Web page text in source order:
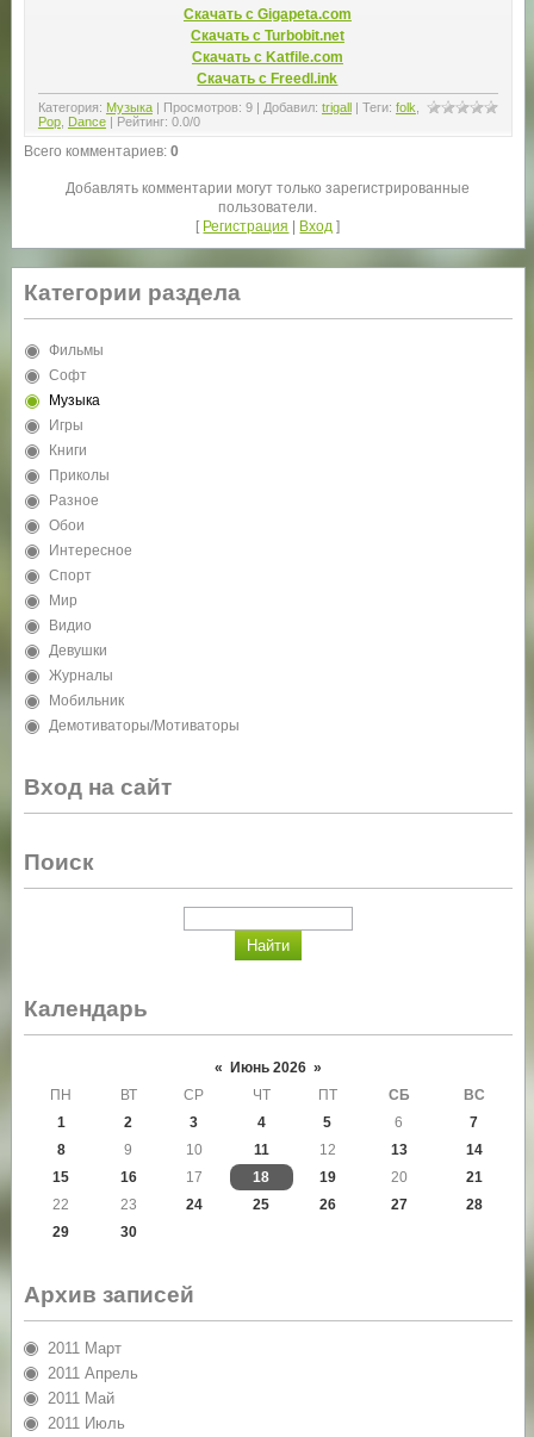
Скачать с Gigapeta.com
Скачать с Turbobit.net
Скачать с Katfile.com
Скачать с Freedl.ink
Категория: Музыка| Просмотров: 9| Добавил: trigall | Теги: folk
Pop, Dance | Рейтинг: 0.0/0
Всего комментариев: 0
Добавлять комментарии могут только зарегистрированные
пользователи.
[ Регистрация | Вход ]
Категории раздела
Фильмы
Софт
Музыка
Игры
Книги
Приколы
Разное
Обои
Интересное
Спорт
Мир
Видио
Девушки
Журналы
Мобильник
Демотиваторы/Мотиваторы
Вход на сайт
Поиск
Календарь
« Июнь 2026 »
ПН
ВТ СР ЧТ ПТ СБ
ВС
1
2 3 4 5 6
7
8
9 10 11 12 13
14
15
16 17 18 19 20
21
22
23 24 25 26 27
28
29
30
Архив записей
2011 Март
2011 Апрель
2011 Май
2011 Июль